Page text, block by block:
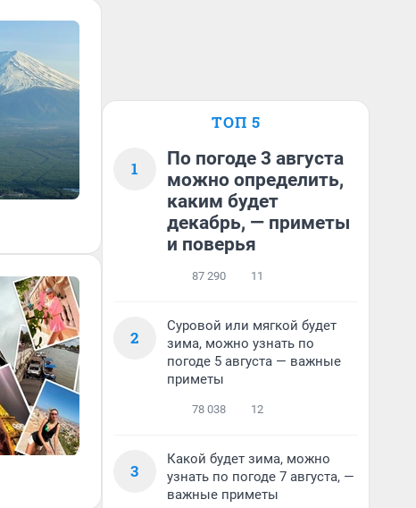
ТОП 5
1
По погоде 3 августа
можно определить,
каким будет
декабрь, — приметы
и поверья
87 290 11
2
Суровой или мягкой будет
зима, можно узнать по
погоде 5 августа — важные
приметы
78 038 12
3
Какой будет зима, можно
узнать по погоде 7 августа, —
важные приметы